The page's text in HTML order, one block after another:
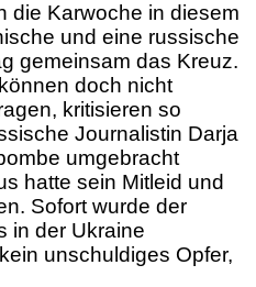
die Karwoche in diesem
und eine russische
gemeinsam das Kreuz.
doch nicht
kritisieren so
Journalistin Darja
umgebracht
hatte sein Mitleid und
Sofort wurde der
in der Ukraine
unschuldiges Opfer,